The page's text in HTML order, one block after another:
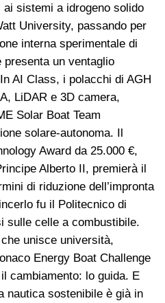
sistemi a idrogeno solido
University, passando per
interna sperimentale di
un ventaglio
AI Class, i polacchi di AGH
LiDAR e 3D camera,
Solar Boat Team
solare-autonoma. Il
Award da 25.000 €,
Alberto II, premierà il
di riduzione dell’impronta
fu il Politecnico di
sulle celle a combustibile.
unisce università,
Energy Boat Challenge
cambiamento: lo guida. E
nautica sostenibile è già in